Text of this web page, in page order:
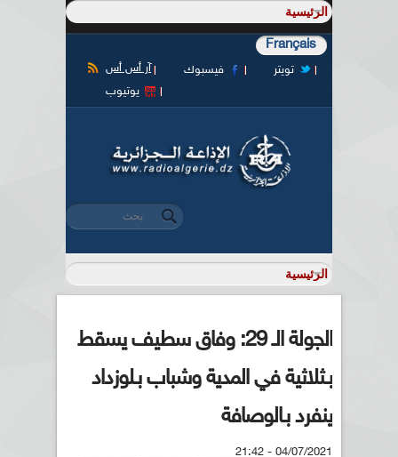
Français
آر أس أس فيسبوك
تويتر
يوتيوب
استمارة البحث
‏بحث ‏
الجولة الـ 29: وفاق سطيف يسقط
بـثلاثية في المدية وشباب بـلوزداد
ينفرد بـالوصافة
04/07/2021 - 21:42